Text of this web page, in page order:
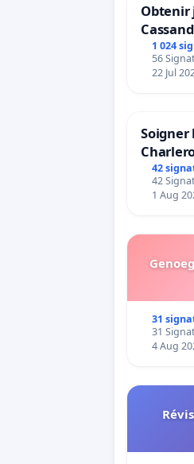
Obtenir
1 024
56
22 Jul
Soigner
42
42
1 Aug
31
31
4 Aug